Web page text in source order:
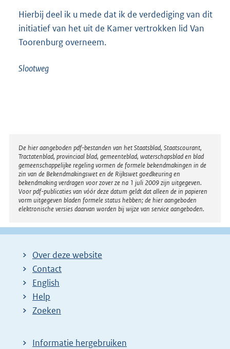
Hierbij deel ik u mede dat ik de verdediging van dit
initiatief van het uit de Kamer vertrokken lid Van
Toorenburg overneem.
Slootweg
Disclaimer
De hier aangeboden pdf-bestanden van het Staatsblad, Staatscourant,
Tractatenblad, provinciaal blad, gemeenteblad, waterschapsblad en blad
gemeenschappelijke regeling vormen de formele bekendmakingen in de
zin van de Bekendmakingswet en de Rijkswet goedkeuring en
bekendmaking verdragen voor zover ze na 1 juli 2009 zijn uitgegeven.
Voor pdf-publicaties van vóór deze datum geldt dat alleen de in papieren
vorm uitgegeven bladen formele status hebben; de hier aangeboden
elektronische versies daarvan worden bij wijze van service aangeboden.
Over deze website
Contact
English
Help
Zoeken
Informatie hergebruiken